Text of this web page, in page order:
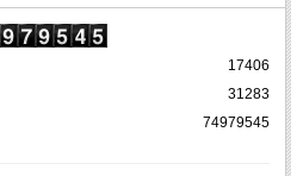
17406
31283
74979545